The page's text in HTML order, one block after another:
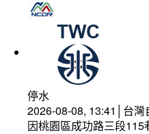
停水
2026-08-08, 13:41│台灣
因桃園區成功路三段